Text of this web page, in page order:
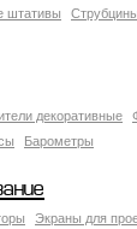
штативы
декоративные
Барометры
Экраны для